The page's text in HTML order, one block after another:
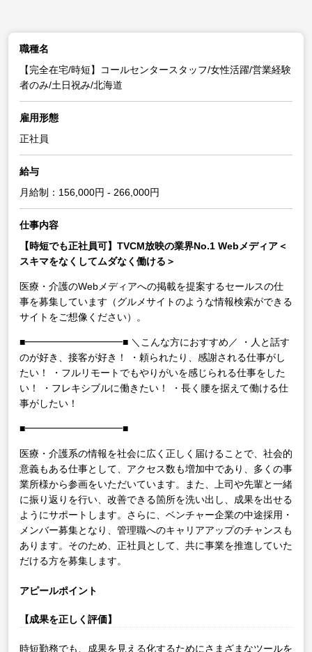
職種名
【完全在宅/時短】コールセンタースタッフ/女性活躍/営業経験
者のみ/土日祝み/北海道
雇用形態
正社員
給与
月給制：156,000円 - 266,000円
仕事内容
【時短でも正社員可】TVCM放映の業界No.1 Webメディア＜
スキマをなくしてムダなく働ける＞
医療・介護のWebメディアへの掲載を提案するセールスの仕
事を募集しています（グルメサイトのような情報検索ができる
サイトをご想像ください）。
■━━━━━━━━━━■ ＼こんな方におすすめ／
・人と話す
のが好き、接客が好き！
・頼られたり、感謝される仕事がし
たい！
・フルリモートでもやりがいを感じられる仕事をした
い！
・フレキシブルに働きたい！
・長く腰を据えて働ける仕
事がしたい！
■━━━━━━━━━━■
医療・介護系の情報を社会に広く正しく届けることで、社会的
意義もある仕事として、アクセス数も増加中であり、多くの事
業所様から参画をいただいています。また、上司や先輩と一緒
に振り返りを行い、改善できる箇所を洗い出し、成果を出せる
ようにサポートします。さらに、ベンチャー企業の中途採用・
メンバー募集となり、管理職へのキャリアアップのチャンスも
あります。そのため、正社員として、共に事業を推進していた
だける方を募集します。
アピールポイント
【成果を正しく評価】
時短勤務でも、成果を見える化するためにさまざまなツールを